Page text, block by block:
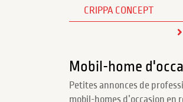
CRIPPA CONCEPT
Mobil-home
Petites annonces de
mobil-homes d’occasion en